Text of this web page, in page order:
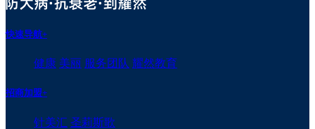
快速导航+
健康 美丽 服务团队 耀然教育
招商加盟+
针美汇 圣莉斯歌